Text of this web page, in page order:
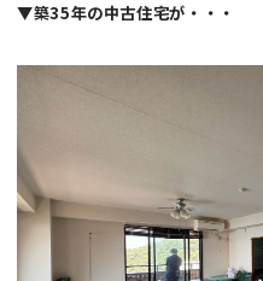
▼築35年の中古住宅が・・・